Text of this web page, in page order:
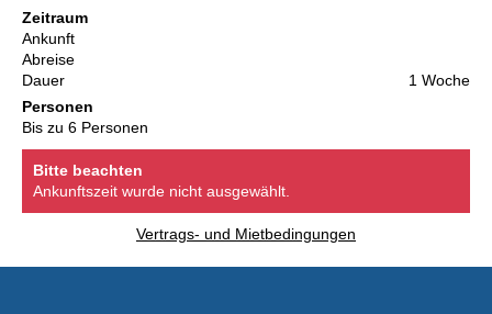
Zeitraum
Ankunft
Abreise
Dauer
1 Woche
Personen
Bis zu 6 Personen
Bitte beachten
Ankunftszeit wurde nicht ausgewählt.
Vertrags- und Mietbedingungen